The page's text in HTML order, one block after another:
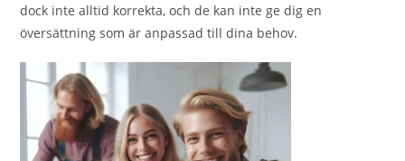
dock inte alltid korrekta, och de kan inte ge dig en
översättning som är anpassad till dina behov.